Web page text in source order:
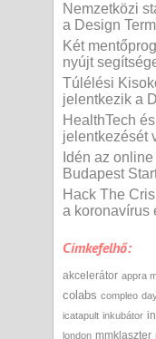
Nemzetközi
a Design
Két
nyújt
Túlélési
jelentkezik a
HealthTech
jelentkezését
Idén az
Budapest
Hack The
a koronavírus
Cimkefelhő:
akcelerátor appra
colabs compleo
icatapult inkubátor
london mmklaszter